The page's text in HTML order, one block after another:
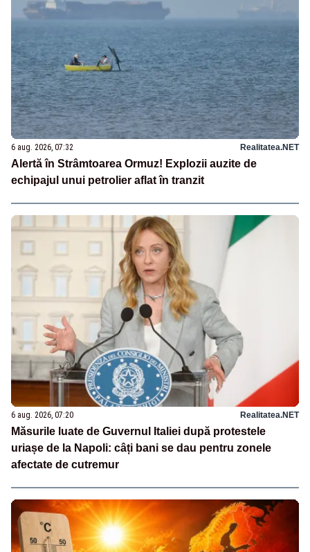
6 aug. 2026, 07:32 Realitatea.NET
Alertă în Strâmtoarea Ormuz! Explozii auzite de
echipajul unui petrolier aflat în tranzit
6 aug. 2026, 07:20 Realitatea.NET
Măsurile luate de Guvernul Italiei după protestele
uriașe de la Napoli: câți bani se dau pentru zonele
afectate de cutremur